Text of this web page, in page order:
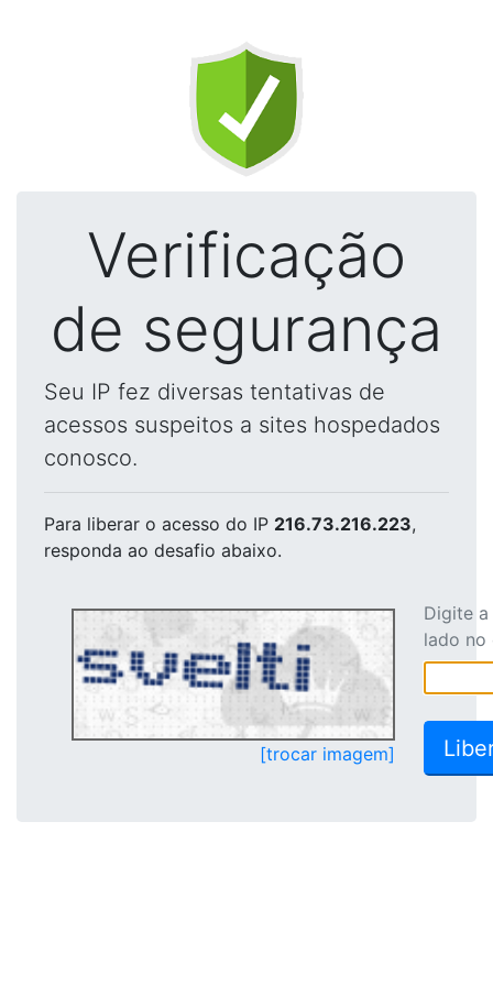
Verificação
de segurança
Seu IP fez diversas tentativas de
acessos suspeitos a sites hospedados
conosco.
Para liberar o acesso do IP 216.73.216.223,
responda ao desafio abaixo.
[trocar imagem]
Digite
lado no